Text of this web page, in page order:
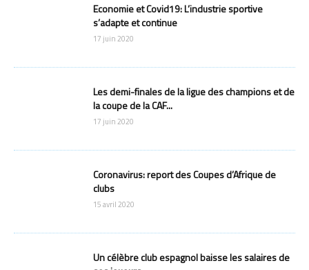
Economie et Covid19: L’industrie sportive
s’adapte et continue
17 juin 2020
Les demi-finales de la ligue des champions et de
la coupe de la CAF...
17 juin 2020
Coronavirus: report des Coupes d’Afrique de
clubs
15 avril 2020
Un célèbre club espagnol baisse les salaires de